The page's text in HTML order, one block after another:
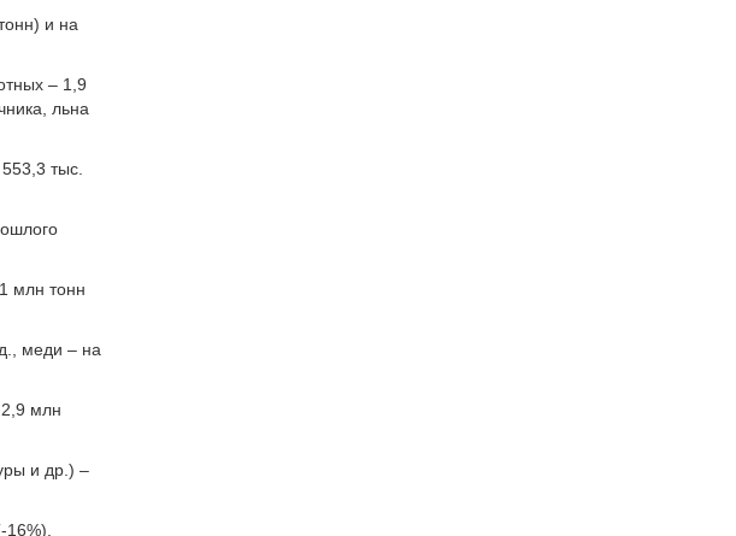
и на
– 1,9
льна
тыс.
млн тонн
меди – на
млн
и др.) –